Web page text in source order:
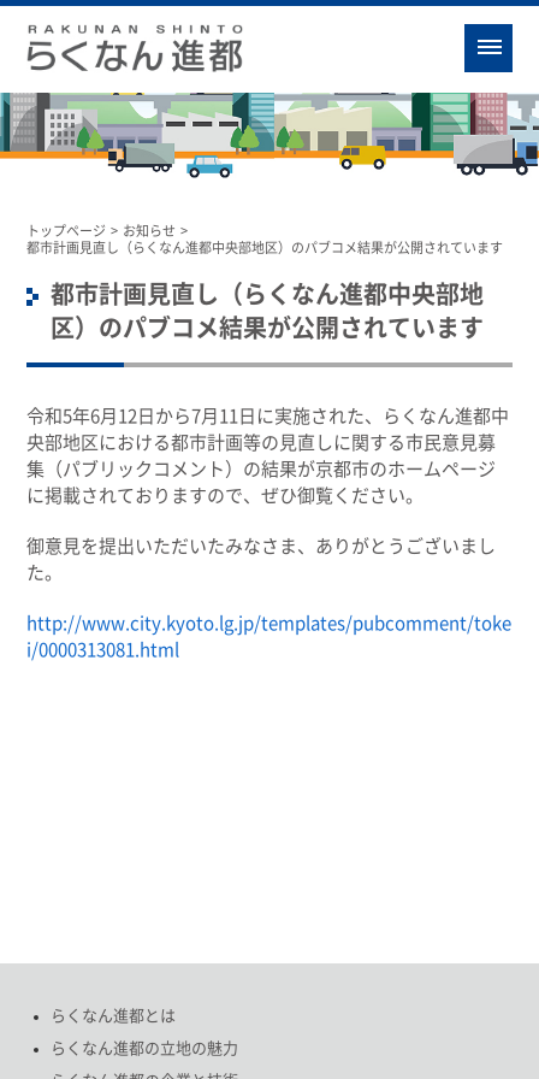
トップページ > お知らせ >
都市計画見直し（らくなん進都中央部地区）のパブコメ結果が公開されています
都市計画見直し（らくなん進都中央部地
区）のパブコメ結果が公開されています
令和5年6月12日から7月11日に実施された、らくなん進都中
央部地区における都市計画等の見直しに関する市民意見募
集（パブリックコメント）の結果が京都市のホームページ
に掲載されておりますので、ぜひ御覧ください。
御意見を提出いただいたみなさま、ありがとうございまし
た。
http://www.city.kyoto.lg.jp/templates/pubcomment/toke
i/0000313081.html
らくなん進都とは
らくなん進都の立地の魅力